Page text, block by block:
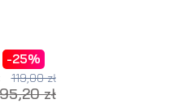
-25%
119,00 zł
95,20 zł